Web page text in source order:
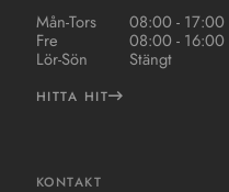
Mån-Tors
08:00 - 17:00
Fre 08:00 - 16:00
Lör-Sön Stängt
HITTA HIT
KONTAKT